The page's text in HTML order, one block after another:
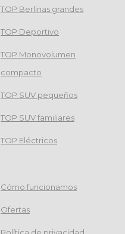
TOP Berlinas grandes
TOP Deportivo
TOP Monovolumen
compacto
TOP SUV pequeños
TOP SUV familiares
TOP Eléctricos
Cómo funcionamos
Ofertas